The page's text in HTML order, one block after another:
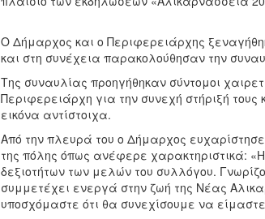
Ο Δήμαρχος και ο Περιφερειάρχης
και στη συνέχεια παρακολούθησαν την
Της συναυλίας προηγήθηκαν σύντομοι
Περιφερειάρχη για την συνεχή στήριξή
εικόνα αντίστοιχα.
Από την πλευρά του ο Δήμαρχος
της πόλης όπως ανέφερε χαρακτηριστικά:
δεξιοτήτων των μελών του συλλόγου.
συμμετέχει ενεργά στην ζωή της Νέας
υποσχόμαστε ότι θα συνεχίσουμε να